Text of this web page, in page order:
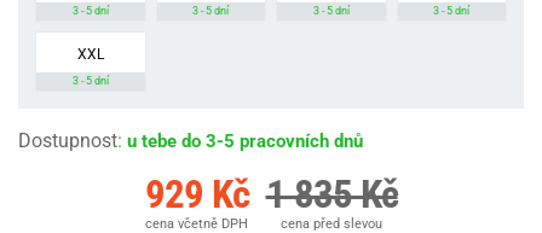
3 - 5 dní 3 - 5 dní 3 - 5 dní 3 - 5 dní
XXL
3 - 5 dní
Dostupnost: u tebe do 3-5 pracovních dnů
929 Kč
cena včetně DPH
1 835 Kč
cena před slevou